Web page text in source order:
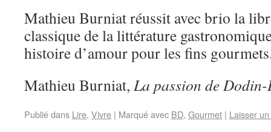
Mathieu Burniat réussit avec brio la
classique de la littérature
histoire d’amour pour les fins
Mathieu Burniat, La passion de
Publié dans Lire, Vivre | Marqué avec BD, Gourmet | Laisser